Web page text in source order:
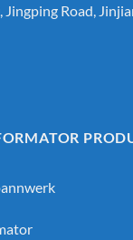
Road,